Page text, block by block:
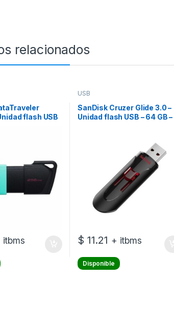
relacionados
flash USB
itbms
USB
SanDisk Cruzer Glide 3.0 –
Unidad flash USB – 64 GB –
$ 11.21 + itbms
Disponible